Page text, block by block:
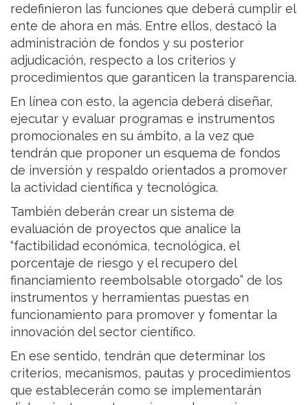
redefinieron las funciones que deberá cumplir el
ente de ahora en más. Entre ellos, destacó la
administración de fondos y su posterior
adjudicación, respecto a los criterios y
procedimientos que garanticen la transparencia.
En línea con esto, la agencia deberá diseñar,
ejecutar y evaluar programas e instrumentos
promocionales en su ámbito, a la vez que
tendrán que proponer un esquema de fondos
de inversión y respaldo orientados a promover
la actividad científica y tecnológica.
También deberán crear un sistema de
evaluación de proyectos que analice la
“factibilidad económica, tecnológica, el
porcentaje de riesgo y el recupero del
financiamiento reembolsable otorgado” de los
instrumentos y herramientas puestas en
funcionamiento para promover y fomentar la
innovación del sector científico.
En ese sentido, tendrán que determinar los
criterios, mecanismos, pautas y procedimientos
que establecerán como se implementarán